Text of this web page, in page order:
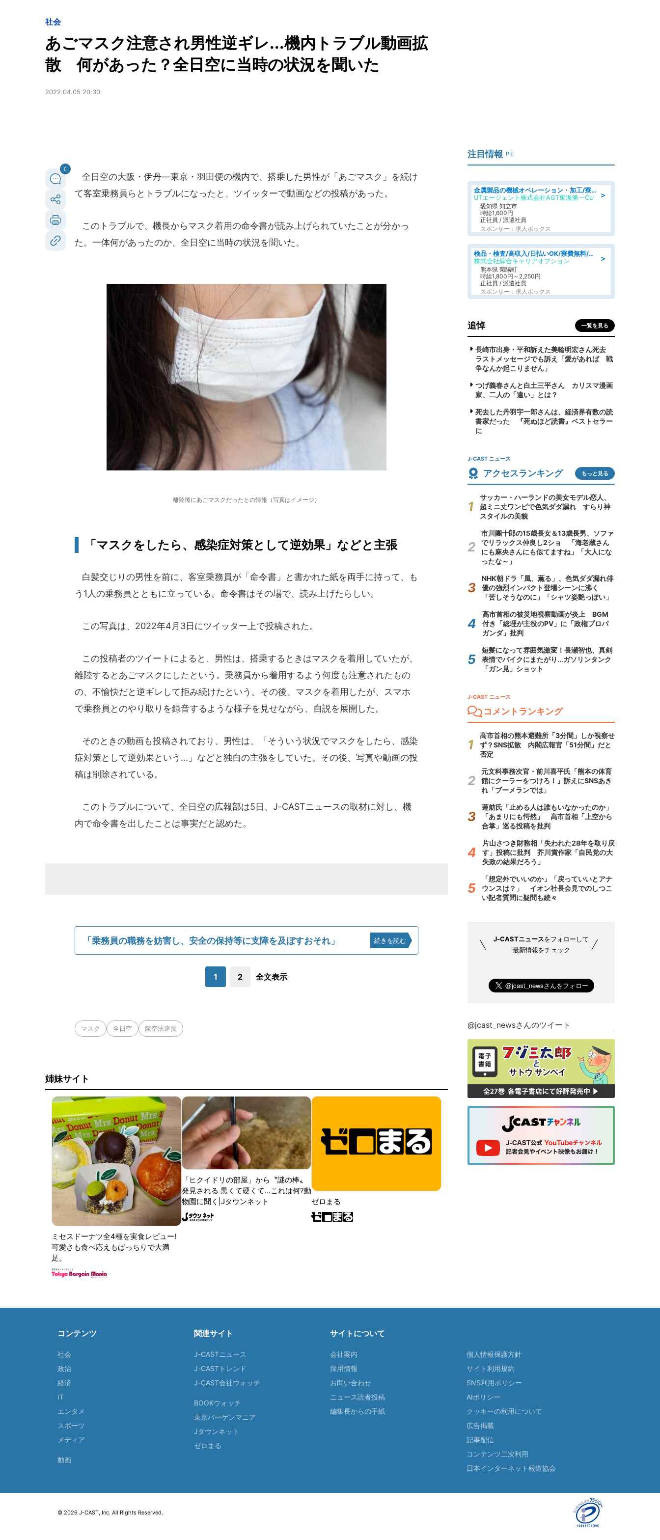
社会
あごマスク注意され男性逆ギレ...機内トラブル動画拡
散 何があった？全日空に当時の状況を聞いた
2022.04.05 20:30
0
全日空の大阪・伊丹―東京・羽田便の機内で、搭乗した男性が「あごマスク」を続け
て客室乗務員らとトラブルになったと、ツイッターで動画などの投稿があった。
このトラブルで、機長からマスク着用の命令書が読み上げられていたことが分かっ
た。一体何があったのか、全日空に当時の状況を聞いた。
離陸後にあごマスクだったとの情報（写真はイメージ）
「マスクをしたら、感染症対策として逆効果」などと主張
白髪交じりの男性を前に、客室乗務員が「命令書」と書かれた紙を両手に持って、も
う1人の乗務員とともに立っている。命令書はその場で、読み上げたらしい。
この写真は、2022年4月3日にツイッター上で投稿された。
この投稿者のツイートによると、男性は、搭乗するときはマスクを着用していたが、
離陸するとあごマスクにしたという。乗務員から着用するよう何度も注意されたもの
の、不愉快だと逆ギレして拒み続けたという。その後、マスクを着用したが、スマホ
で乗務員とのやり取りを録音するような様子を見せながら、自説を展開した。
そのときの動画も投稿されており、男性は、「そういう状況でマスクをしたら、感染
症対策として逆効果という...」などと独自の主張をしていた。その後、写真や動画の投
稿は削除されている。
このトラブルについて、全日空の広報部は5日、J-CASTニュースの取材に対し、機
内で命令書を出したことは事実だと認めた。
「乗務員の職務を妨害し、安全の保持等に支障を及ぼすおそれ」 続きを読む
1 2 全文表示
マスク 全日空 航空法違反
姉妹サイト
ミセスドーナツ全4種を実食レビュー!
可愛さも食べ応えもばっちりで大満
足。
「ヒクイドリの部屋」から〝謎の棒〟
発見される 黒くて硬くて...これは何?動
物園に聞く|Jタウンネット
ゼロまる
注目情報 PR
＞
金属製品の機械オペレーション・加工/寮完備/日払い/工場・製造
UTエージェント株式会社AGT東海第一CU
愛知県 知立市
時給1,600円
正社員 / 派遣社員
スポンサー：求人ボックス
＞
検品・検査/高収入/日払いOK/寮費無料/日勤/20・30・40代活躍中
株式会社綜合キャリアオプション
熊本県 菊陽町
時給1,800円～2,250円
正社員 / 派遣社員
スポンサー：求人ボックス
追悼 一覧を見る
長崎市出身・平和訴えた美輪明宏さん死去
ラストメッセージでも訴え「愛があれば 戦
争なんか起こりません」
つげ義春さんと白土三平さん カリスマ漫画
家、二人の「違い」とは？
死去した丹羽宇一郎さんは、経済界有数の読
書家だった 『死ぬほど読書』ベストセラー
に
J-CAST ニュース
アクセスランキング もっと見る
サッカー・ハーランドの美女モデル恋人、
超ミニ丈ワンピで色気ダダ漏れ すらり神
スタイルの美貌
市川團十郎の15歳長女＆13歳長男、ソファ
でリラックス仲良し2ショ 「海老蔵さん
にも麻央さんにも似てますね」「大人にな
ったな～」
NHK朝ドラ「風、薫る」、色気ダダ漏れ俳
優の強烈インパクト登場シーンに沸く
「苦しそうなのに」「シャツ姿艶っぽい」
高市首相の被災地視察動画が炎上 BGM
付き「総理が主役のPV」に「政権プロパ
ガンダ」批判
短髪になって雰囲気激変！長瀬智也、真剣
表情でバイクにまたがり...ガソリンタンク
「ガン見」ショット
J-CAST ニュース
コメントランキング
高市首相の熊本避難所「3分間」しか視察せ
ず？SNS拡散 内閣広報官「51分間」だと
否定
元文科事務次官・前川喜平氏「熊本の体育
館にクーラーをつけろ！」訴えにSNSあき
れ「ブーメランでは」
蓮舫氏「止める人は誰もいなかったのか」
「あまりにも愕然」 高市首相「上空から
合掌」巡る投稿を批判
片山さつき財務相「失われた28年を取り戻
す」投稿に批判 芥川賞作家「自民党の大
失政の結果だろう」
「想定外でいいのか」「戻っていいとアナ
ウンスは？」 イオン社長会見でのしつこ
い記者質問に疑問も続々
J-CASTニュースをフォローして
最新情報をチェック
@jcast_newsさんのツイート
コンテンツ
社会
政治
経済
IT
エンタメ
スポーツ
メディア
動画
関連サイト
J-CASTニュース
J-CASTトレンド
J-CAST会社ウォッチ
BOOKウォッチ
東京バーゲンマニア
Jタウンネット
ゼロまる
サイトについて
会社案内
採用情報
お問い合わせ
ニュース読者投稿
編集長からの手紙
個人情報保護方針
サイト利用規約
SNS利用ポリシー
AIポリシー
クッキーの利用について
広告掲載
記事配信
コンテンツ二次利用
日本インターネット報道協会
© 2026 J-CAST, Inc. All Rights Reserved.